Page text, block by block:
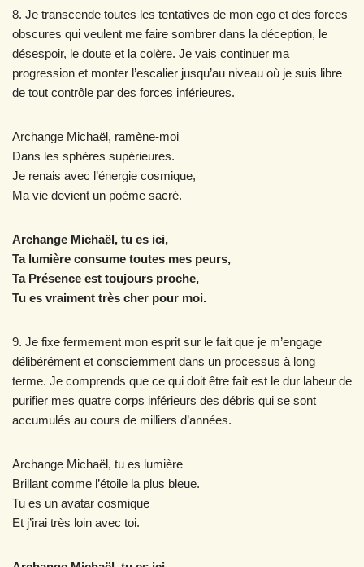
8. Je transcende toutes les tentatives de mon ego et des forces
obscures qui veulent me faire sombrer dans la déception, le
désespoir, le doute et la colère. Je vais continuer ma
progression et monter l’escalier jusqu’au niveau où je suis libre
de tout contrôle par des forces inférieures.
Archange Michaël, ramène-moi
Dans les sphères supérieures.
Je renais avec l’énergie cosmique,
Ma vie devient un poème sacré.
Archange Michaël, tu es ici,
Ta lumière consume toutes mes peurs,
Ta Présence est toujours proche,
Tu es vraiment très cher pour moi.
9. Je fixe fermement mon esprit sur le fait que je m’engage
délibérément et consciemment dans un processus à long
terme. Je comprends que ce qui doit être fait est le dur labeur de
purifier mes quatre corps inférieurs des débris qui se sont
accumulés au cours de milliers d’années.
Archange Michaël, tu es lumière
Brillant comme l’étoile la plus bleue.
Tu es un avatar cosmique
Et j’irai très loin avec toi.